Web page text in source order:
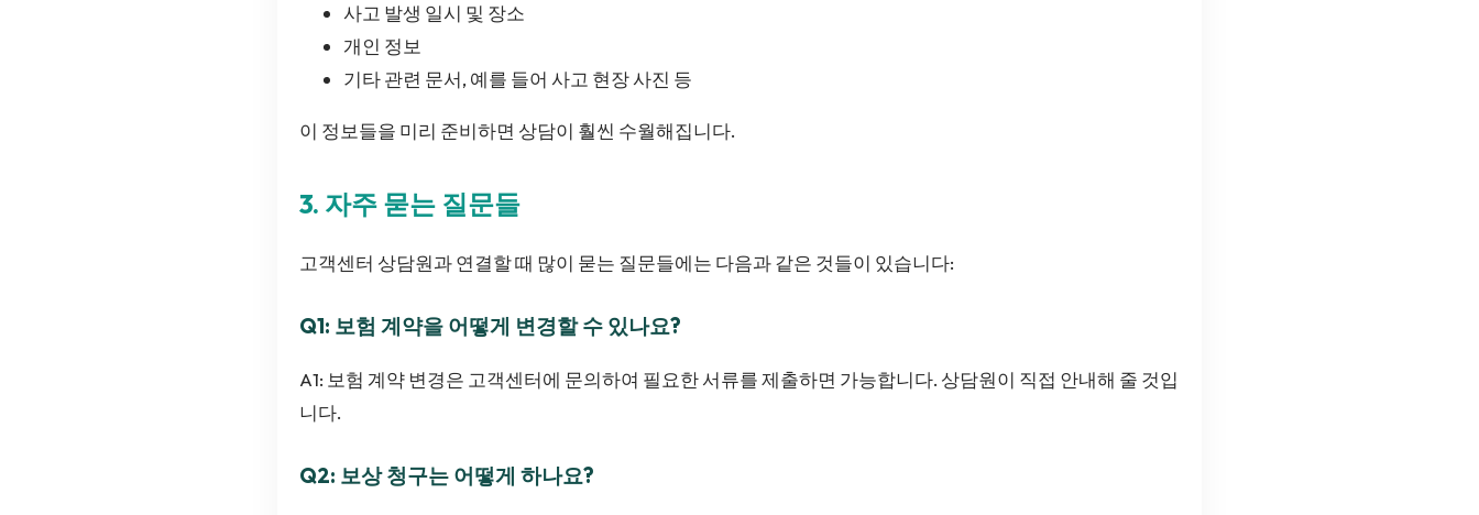
사고 발생 일시 및 장소
개인 정보
기타 관련 문서, 예를 들어 사고 현장 사진 등
이 정보들을 미리 준비하면 상담이 훨씬 수월해집니다.
3. 자주 묻는 질문들
고객센터 상담원과 연결할 때 많이 묻는 질문들에는 다음과 같은 것들이 있습니다:
Q1: 보험 계약을 어떻게 변경할 수 있나요?
A1: 보험 계약 변경은 고객센터에 문의하여 필요한 서류를 제출하면 가능합니다. 상담원이 직접 안내해 줄 것입
니다.
Q2: 보상 청구는 어떻게 하나요?